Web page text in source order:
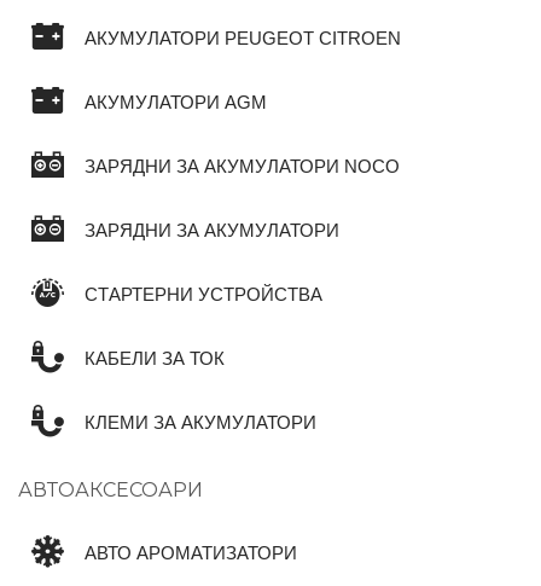
АКУМУЛАТОРИ PEUGEOT CITROEN
АКУМУЛАТОРИ AGM
ЗАРЯДНИ ЗА АКУМУЛАТОРИ NOCO
ЗАРЯДНИ ЗА АКУМУЛАТОРИ
СТАРТЕРНИ УСТРОЙСТВА
КАБЕЛИ ЗА ТОК
КЛЕМИ ЗА АКУМУЛАТОРИ
АВТОАКСЕСОАРИ
АВТО АРОМАТИЗАТОРИ